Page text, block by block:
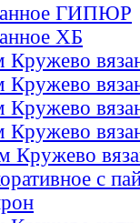
ГИПЮР
ХБ
Кружево
Кружево
Кружево
Кружево
Кружево
с